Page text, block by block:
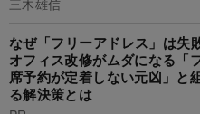
三木雄信
なぜ「フリーアドレス」は失
オフィス改修がムダになる「
席予約が定着しない元凶」と
る解決策とは